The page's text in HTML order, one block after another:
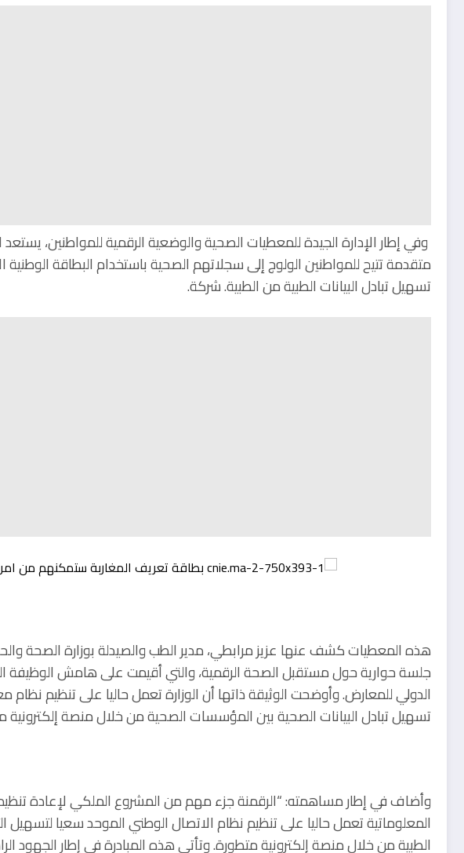
وفي إطار الإدارة الجيدة للمعطيات الصحية والوضعية الرقمية للمواطنين،
متقدمة تتيح للمواطنين الولوج إلى سجلاتهم الصحية باستخدام البطاقة
تسهيل تبادل البيانات الطبية من الطبية. شركة.
هذه المعطيات كشف عنها عزيز مرابطي، مدير الطب والصيدلة بوزارة الصحة
جلسة حوارية حول مستقبل الصحة الرقمية، والتي أقيمت على هامش الوظيفة
الدولي للمعارض. وأوضحت الوثيقة ذاتها أن الوزارة تعمل حاليا على تنظيم
تسهيل تبادل البيانات الصحية بين المؤسسات الصحية من خلال منصة إلكترونية
وأضاف في إطار مساهمته: “الرقمنة جزء مهم من المشروع الملكي لإعادة
المعلوماتية تعمل حاليا على تنظيم نظام الاتصال الوطني الموحد سعيا لتسهيل
الطبية من خلال منصة إلكترونية متطورة. وتأتي هذه المبادرة في إطار الجهود